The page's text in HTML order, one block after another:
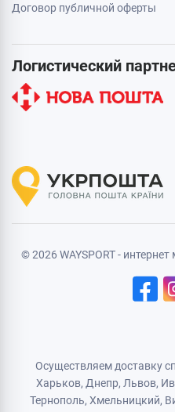
Договор публичной оферты
Логистический
© 2026 WAYSPORT -
Осуществляем доставку
Харьков, Днепр, Львов,
Тернополь, Хмельницкий,